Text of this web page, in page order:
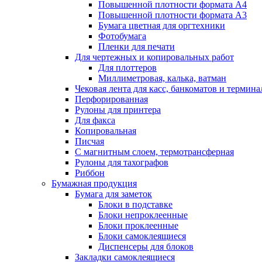
Повышенной плотности формата А4
Повышенной плотности формата А3
Бумага цветная для оргтехники
Фотобумага
Пленки для печати
Для чертежных и копировальных работ
Для плоттеров
Миллиметровая, калька, ватман
Чековая лента для касс, банкоматов и
Перфорированная
Рулоны для принтера
Для факса
Копировальная
Писчая
С магнитным слоем, термотрансферная
Рулоны для тахографов
Риббон
Бумажная продукция
Бумага для заметок
Блоки в подставке
Блоки непроклеенные
Блоки проклеенные
Блоки самоклеящиеся
Диспенсеры для блоков
Закладки самоклеящиеся